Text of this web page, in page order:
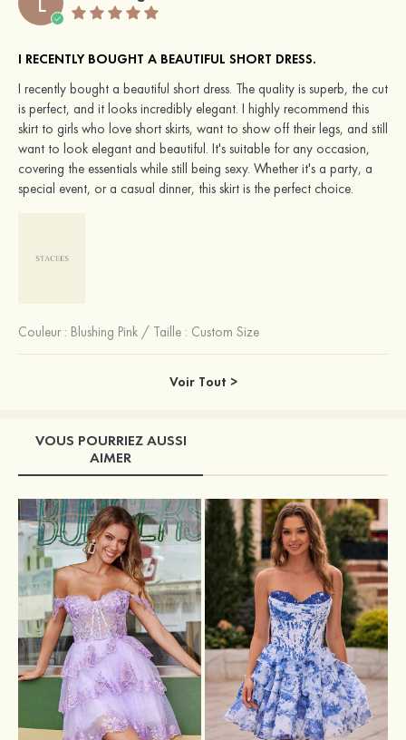
I RECENTLY BOUGHT A BEAUTIFUL SHORT DRESS.
I recently bought a beautiful short dress. The quality is superb, the cut
is perfect, and it looks incredibly elegant. I highly recommend this
skirt to girls who love short skirts, want to show off their legs, and still
want to look elegant and beautiful. It's suitable for any occasion,
covering the essentials while still being sexy. Whether it's a party, a
special event, or a casual dinner, this skirt is the perfect choice.
Couleur : Blushing Pink / Taille : Custom Size
Voir Tout >
VOUS POURRIEZ AUSSI
AIMER